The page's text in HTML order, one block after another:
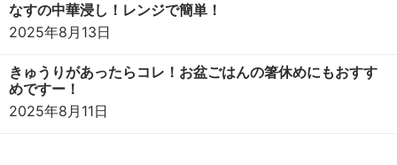
なすの中華浸し！レンジで簡単！
2025年8月13日
きゅうりがあったらコレ！お盆ごはんの箸休めにもおすす
めですー！
2025年8月11日